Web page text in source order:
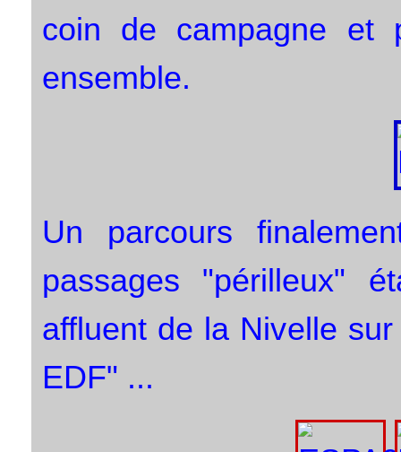
coin de campagne et
ensemble.
Un parcours
passages "périlleux"
affluent de la Nivelle
EDF" ...